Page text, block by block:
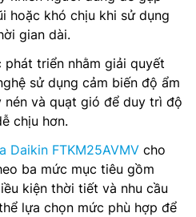
hoặc khó chịu khi sử dụng
gian dài.
triển nhằm giải quyết
sử dụng cảm biến độ ẩm
và quạt gió để duy trì độ
chịu hơn.
Daikin FTKM25AVMV cho
ba mức mục tiêu gồm
kiện thời tiết và nhu cầu
lựa chọn mức phù hợp để